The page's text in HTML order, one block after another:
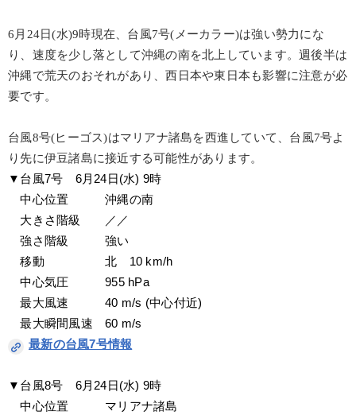
6月24日(水)9時現在、台風7号(メーカラー)は強い勢力にな
り、速度を少し落として沖縄の南を北上しています。週後半は
沖縄で荒天のおそれがあり、西日本や東日本も影響に注意が必
要です。
台風8号(ヒーゴス)はマリアナ諸島を西進していて、台風7号よ
り先に伊豆諸島に接近する可能性があります。
▼台風7号　6月24日(水) 9時
中心位置　　　沖縄の南
大きさ階級　　／／
強さ階級　　　強い
移動　　　　　北　10 km/h
中心気圧　　　955 hPa
最大風速　　　40 m/s (中心付近)
最大瞬間風速　60 m/s
最新の台風7号情報
▼台風8号　6月24日(水) 9時
中心位置　　　マリアナ諸島